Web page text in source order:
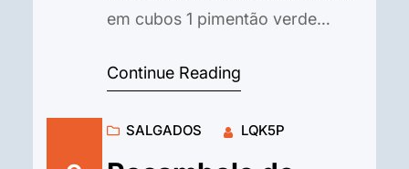
em cubos 1 pimentão verde
vermelho picado em cubos 1
de champignon fatiado 1/2 xícara
de amendoim torrado sem sal
Continue Reading
SALGADOS LQK5P